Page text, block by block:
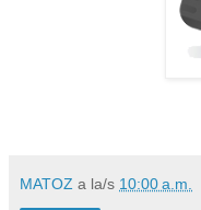
MATOZ a la/s 10:00 a.m.